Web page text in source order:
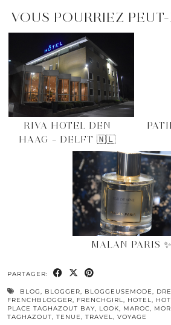
VOUS POURRIEZ
RIVA HOTEL DEN
HAAG – DELFT 🇳🇱
MALAN PARIS ✨
PARTAGER:
BLOG, BLOGGER, BLOGGEUSEMODE,
FRENCHBLOGGER, FRENCHGIRL, HOTEL,
PLACE TAGHAZOUT BAY, LOOK, MAROC,
TAGHAZOUT, TENUE, TRAVEL, VOYAGE